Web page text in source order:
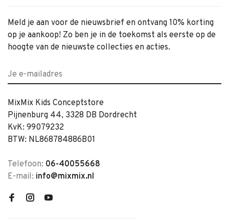
Meld je aan voor de nieuwsbrief en ontvang 10% korting
op je aankoop! Zo ben je in de toekomst als eerste op de
hoogte van de nieuwste collecties en acties.
MixMix Kids Conceptstore
Pijnenburg 44, 3328 DB Dordrecht
KvK: 99079232
BTW: NL868784886B01
Telefoon: 06-40055668
E-mail: info@mixmix.nl